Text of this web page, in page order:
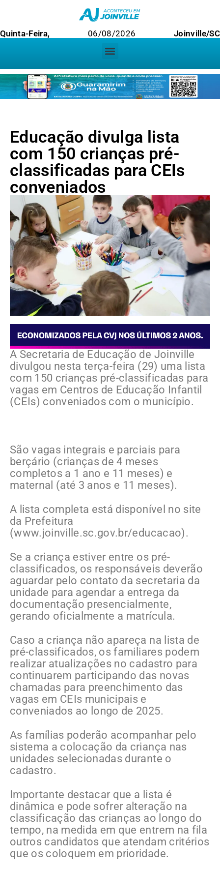
Quinta-Feira, 06/08/2026 Joinville/SC
Educação divulga lista
com 150 crianças pré-
classificadas para CEIs
conveniados
A Secretaria de Educação de Joinville
divulgou nesta terça-feira (29) uma lista
com 150 crianças pré-classificadas para
vagas em Centros de Educação Infantil
(CEIs) conveniados com o município.
São vagas integrais e parciais para
berçário (crianças de 4 meses
completos a 1 ano e 11 meses) e
maternal (até 3 anos e 11 meses).
A lista completa está disponível no site
da Prefeitura
(www.joinville.sc.gov.br/educacao).
Se a criança estiver entre os pré-
classificados, os responsáveis deverão
aguardar pelo contato da secretaria da
unidade para agendar a entrega da
documentação presencialmente,
gerando oficialmente a matrícula.
Caso a criança não apareça na lista de
pré-classificados, os familiares podem
realizar atualizações no cadastro para
continuarem participando das novas
chamadas para preenchimento das
vagas em CEIs municipais e
conveniados ao longo de 2025.
As famílias poderão acompanhar pelo
sistema a colocação da criança nas
unidades selecionadas durante o
cadastro.
Importante destacar que a lista é
dinâmica e pode sofrer alteração na
classificação das crianças ao longo do
tempo, na medida em que entrem na fila
outros candidatos que atendam critérios
que os coloquem em prioridade.